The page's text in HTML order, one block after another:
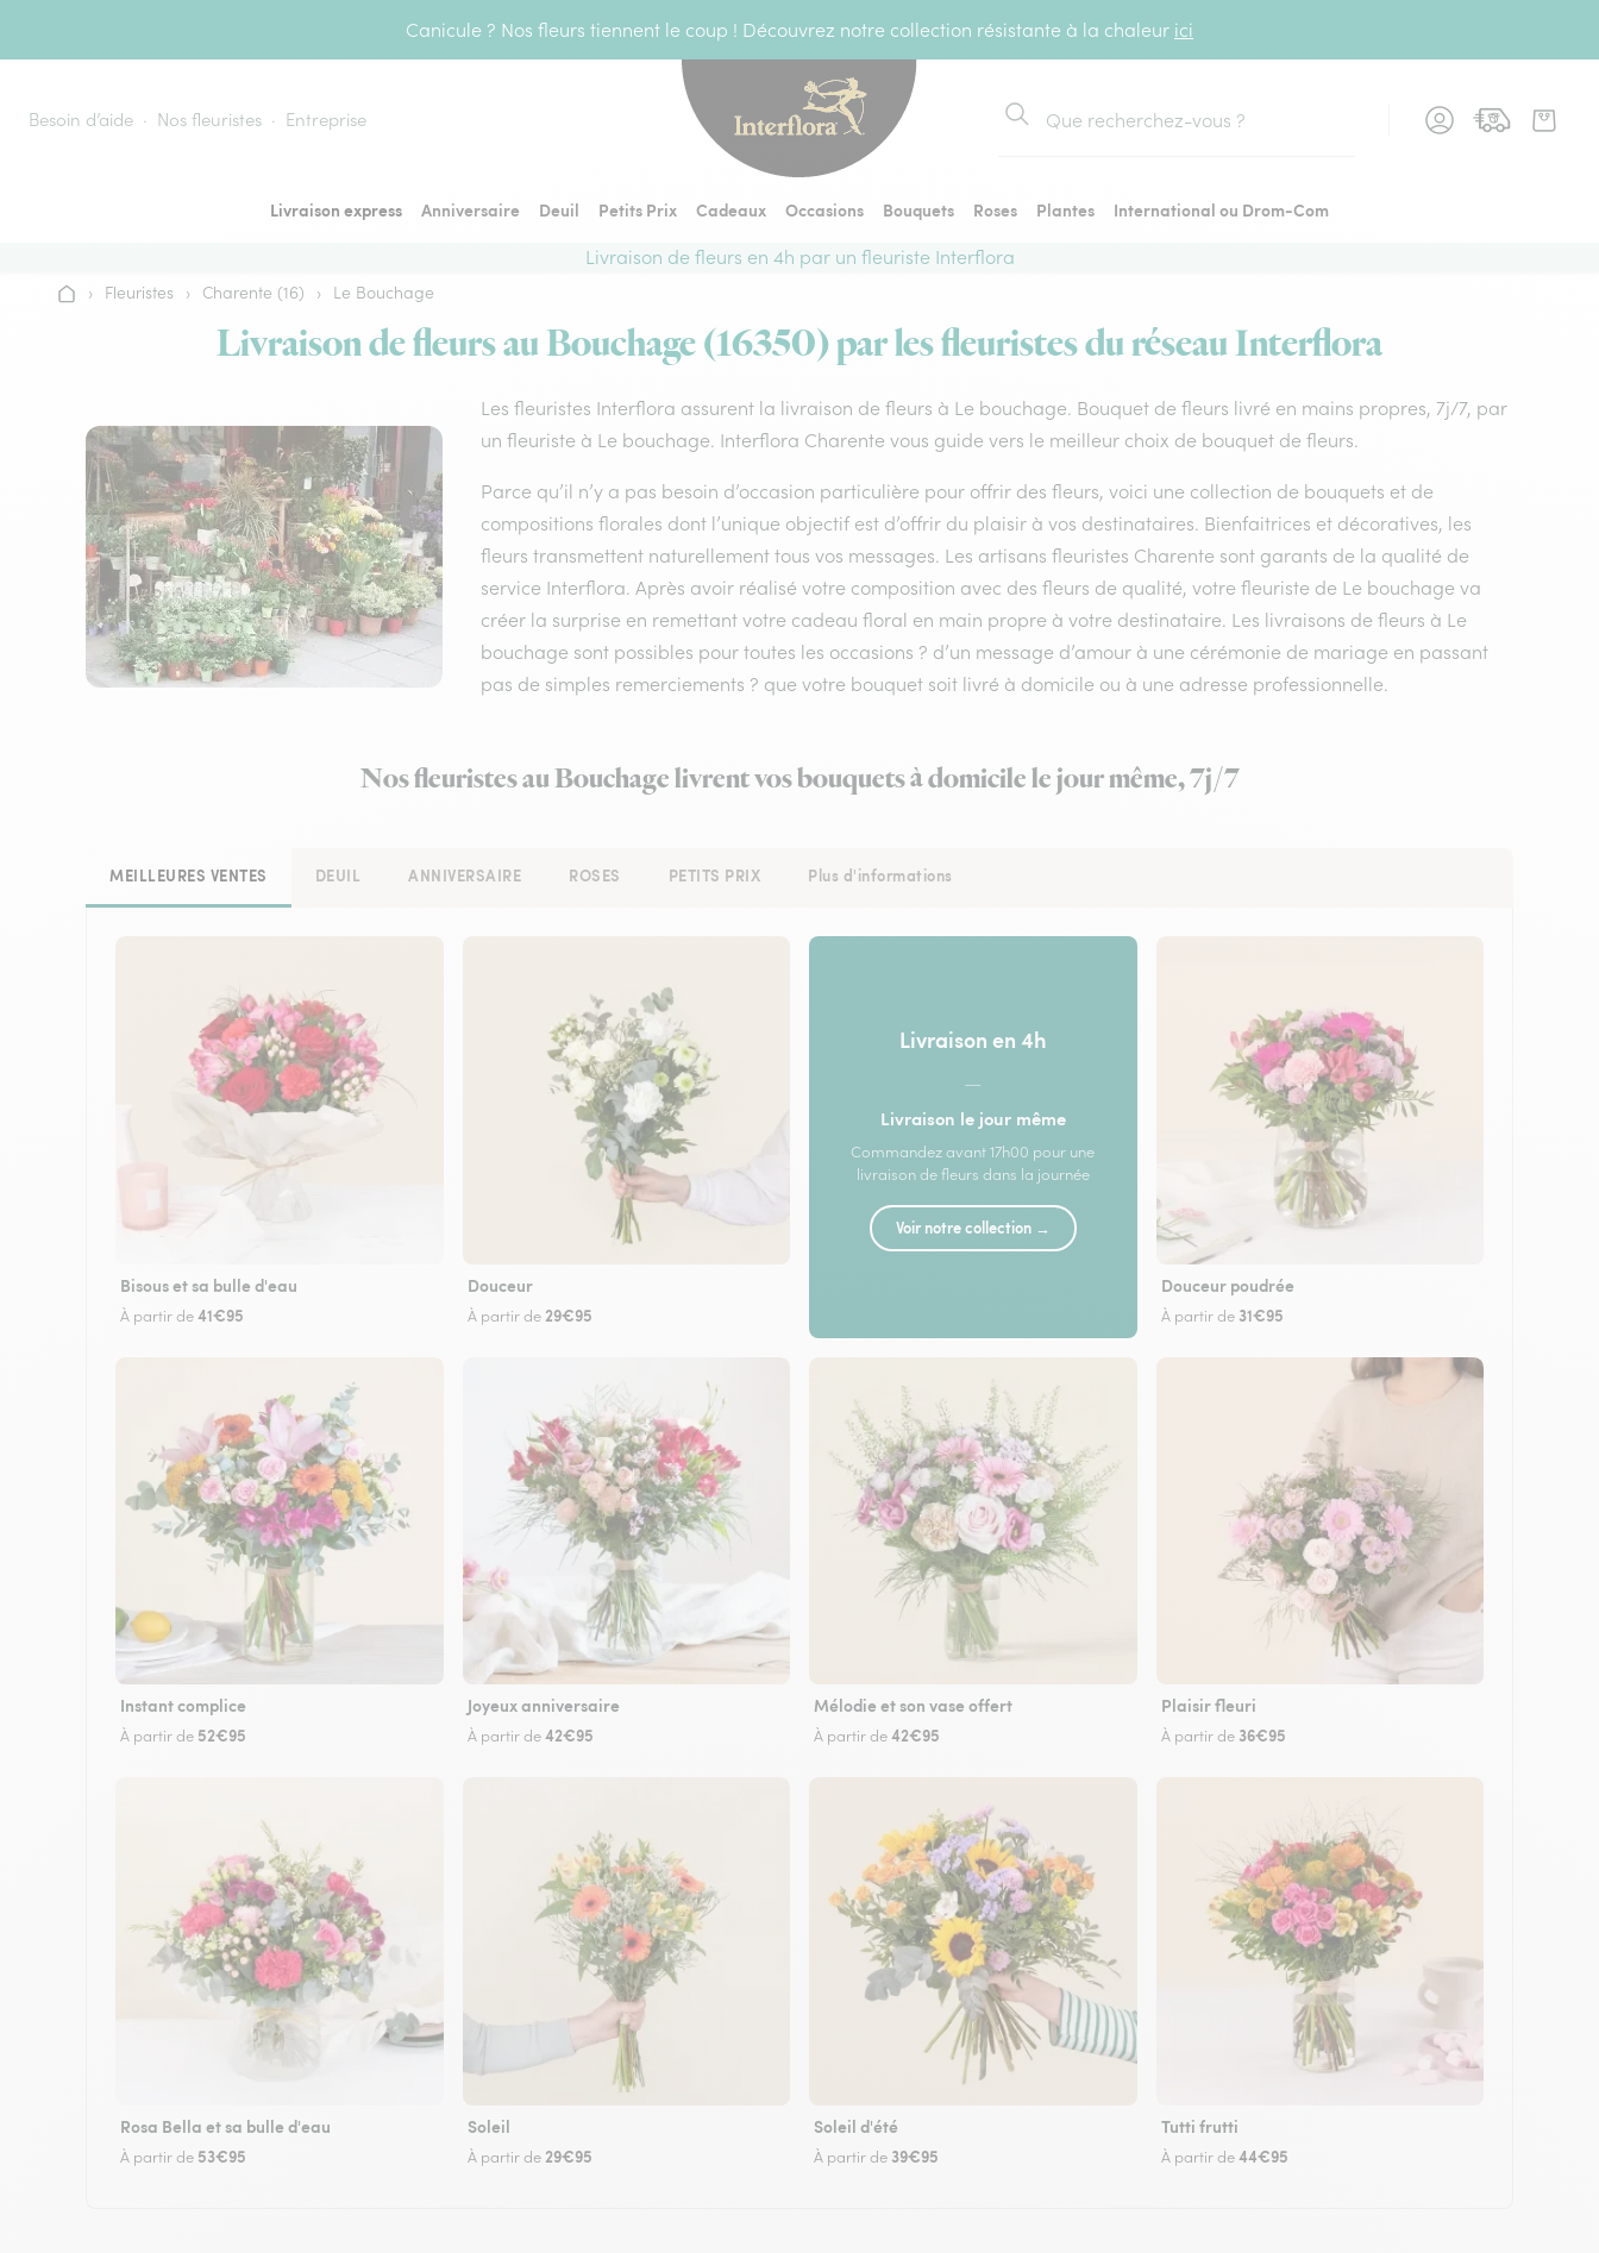
Canicule ? Nos fleurs tiennent le coup ! Découvrez notre collection résistante à la chaleur ici
Besoin d’aide Nos fleuristes Entreprise
Rechercher
Livraison express Anniversaire Deuil Petits Prix Cadeaux Occasions Bouquets Roses Plantes
International ou Drom-Com
Livraison de fleurs en 4h par un fleuriste Interflora
Accueil
› Fleuristes › Charente (16) › Le Bouchage
Livraison de fleurs au Bouchage (16350) par les fleuristes du réseau Interflora
Les fleuristes Interflora assurent la livraison de fleurs à Le bouchage. Bouquet de fleurs livré en mains propres, 7j/7, par
un fleuriste à Le bouchage. Interflora Charente vous guide vers le meilleur choix de bouquet de fleurs.
Parce qu’il n’y a pas besoin d’occasion particulière pour offrir des fleurs, voici une collection de bouquets et de
compositions florales dont l’unique objectif est d’offrir du plaisir à vos destinataires. Bienfaitrices et décoratives, les
fleurs transmettent naturellement tous vos messages. Les artisans fleuristes Charente sont garants de la qualité de
service Interflora. Après avoir réalisé votre composition avec des fleurs de qualité, votre fleuriste de Le bouchage va
créer la surprise en remettant votre cadeau floral en main propre à votre destinataire. Les livraisons de fleurs à Le
bouchage sont possibles pour toutes les occasions ? d’un message d’amour à une cérémonie de mariage en passant
pas de simples remerciements ? que votre bouquet soit livré à domicile ou à une adresse professionnelle.
Nos fleuristes au Bouchage livrent vos bouquets à domicile le jour même, 7j/7
MEILLEURES VENTES DEUIL ANNIVERSAIRE ROSES PETITS PRIX Plus d'informations
Bisous et sa bulle d'eau
À partir de41€95
Douceur
À partir de 29€95
Livraison en 4h
—
Livraison le jour même
Commandez avant 17h00 pour une
livraison de fleurs dans la journée
Voir notre collection →
Douceur poudrée
À partir de 31€95
Instant complice
À partir de 52€95
Joyeux anniversaire
À partir de42€95
Mélodie et son vase offert
À partir de42€95
Plaisir fleuri
À partir de 36€95
Rosa Bella et sa bulle d'eau
À partir de 53€95
Soleil
À partir de 29€95
Soleil d'été
À partir de 39€95
Tutti frutti
À partir de44€95